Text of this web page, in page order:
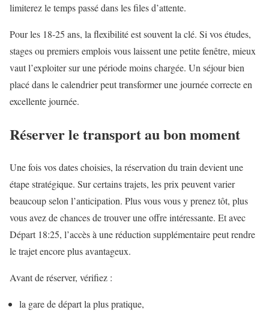
limiterez le temps passé dans les files d’attente.
Pour les 18-25 ans, la flexibilité est souvent la clé. Si vos études,
stages ou premiers emplois vous laissent une petite fenêtre, mieux
vaut l’exploiter sur une période moins chargée. Un séjour bien
placé dans le calendrier peut transformer une journée correcte en
excellente journée.
Réserver le transport au bon moment
Une fois vos dates choisies, la réservation du train devient une
étape stratégique. Sur certains trajets, les prix peuvent varier
beaucoup selon l’anticipation. Plus vous vous y prenez tôt, plus
vous avez de chances de trouver une offre intéressante. Et avec
Départ 18:25, l’accès à une réduction supplémentaire peut rendre
le trajet encore plus avantageux.
Avant de réserver, vérifiez :
la gare de départ la plus pratique,